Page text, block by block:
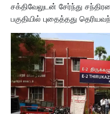
சக்திவேலுடன் சேர்ந்து
பகுதியில் புதைத்தது